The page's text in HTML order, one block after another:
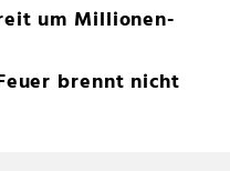
um Millionen-
brennt nicht